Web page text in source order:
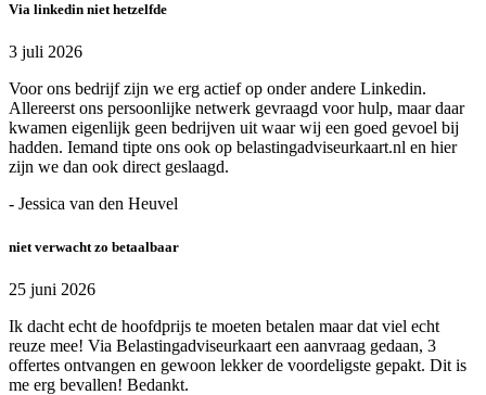
Via linkedin niet hetzelfde
3 juli 2026
Voor ons bedrijf zijn we erg actief op onder andere Linkedin.
Allereerst ons persoonlijke netwerk gevraagd voor hulp, maar daar
kwamen eigenlijk geen bedrijven uit waar wij een goed gevoel bij
hadden. Iemand tipte ons ook op belastingadviseurkaart.nl en hier
zijn we dan ook direct geslaagd.
- Jessica van den Heuvel
niet verwacht zo betaalbaar
25 juni 2026
Ik dacht echt de hoofdprijs te moeten betalen maar dat viel echt
reuze mee! Via Belastingadviseurkaart een aanvraag gedaan, 3
offertes ontvangen en gewoon lekker de voordeligste gepakt. Dit is
me erg bevallen! Bedankt.